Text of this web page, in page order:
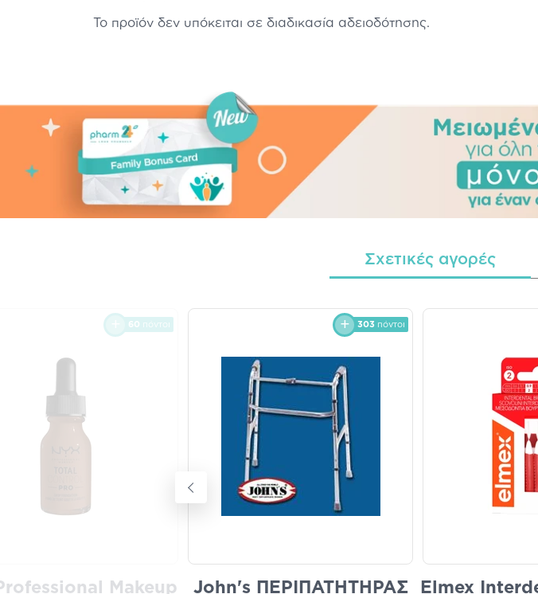
Το προϊόν δεν υπόκειται σε διαδικασία αδειοδότησης.
Σχετικές αγορές
60 πόντοι
Makeup
303 πόντοι
John's ΠΕΡΙΠΑΤΗΤΗΡΑΣ Elmex